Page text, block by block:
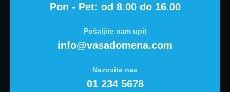
Pon - Pet: od 8.00 do 16.00
Pošaljite nam upit
info@vasadomena.com
Nazovite nas
01 234 5678